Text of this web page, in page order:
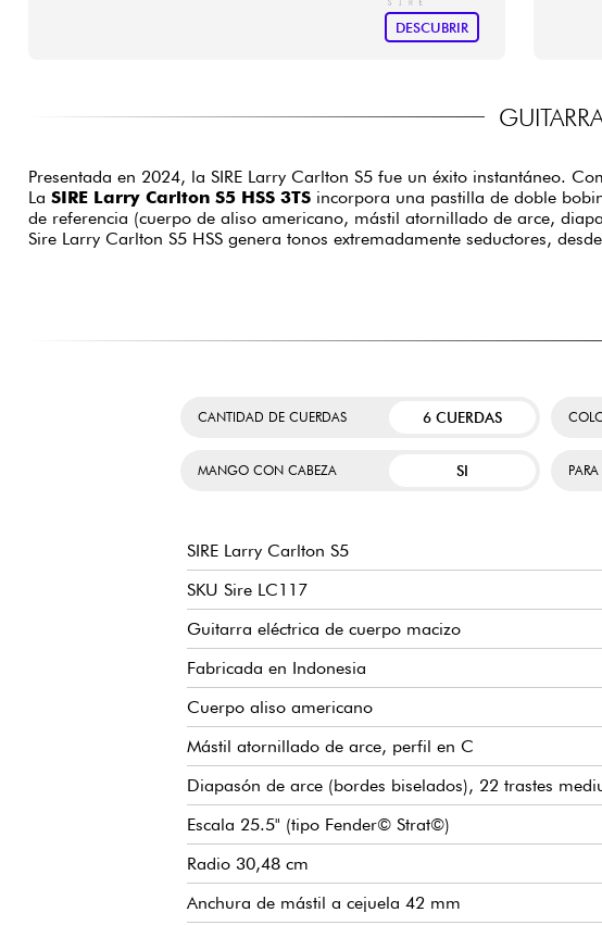
DESCUBRIR
Presentada en 2024, la SIRE Larry Carlton S5 fue un éxito instantáneo.
La SIRE Larry Carlton S5 HSS 3TSincorpora una pastilla de doble
de referencia (cuerpo de aliso americano, mástil atornillado de arce,
Sire Larry Carlton S5 HSS genera tonos extremadamente seductores,
CANTIDAD DE CUERDAS 6 CUERDAS
MANGO CON CABEZA SI
SIRE Larry Carlton S5
SKU Sire LC117
Guitarra eléctrica de cuerpo macizo
Fabricada en Indonesia
Cuerpo aliso americano
Mástil atornillado de arce, perfil en C
Diapasón de arce (bordes biselados), 22 trastes
Escala 25.5" (tipo Fender© Strat©)
Radio 30,48 cm
Anchura de mástil a cejuela 42 mm